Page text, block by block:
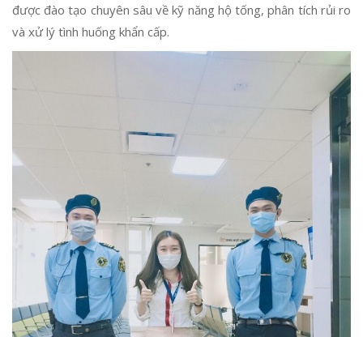
được đào tạo chuyên sâu về kỹ năng hộ tống, phân tích rủi ro
và xử lý tình huống khẩn cấp.